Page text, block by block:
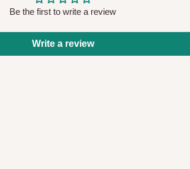
Be the first to write a review
Write a review